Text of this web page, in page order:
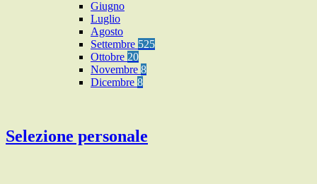
Giugno
Luglio
Agosto
Settembre 525
Ottobre 20
Novembre 8
Dicembre 8
Selezione personale